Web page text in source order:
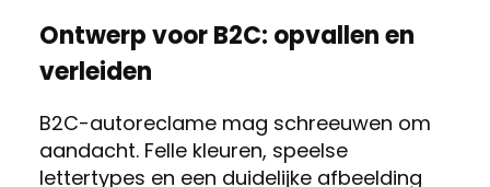
Ontwerp voor B2C: opvallen en
verleiden
B2C-autoreclame mag schreeuwen om
aandacht. Felle kleuren, speelse
lettertypes en een duidelijke afbeelding